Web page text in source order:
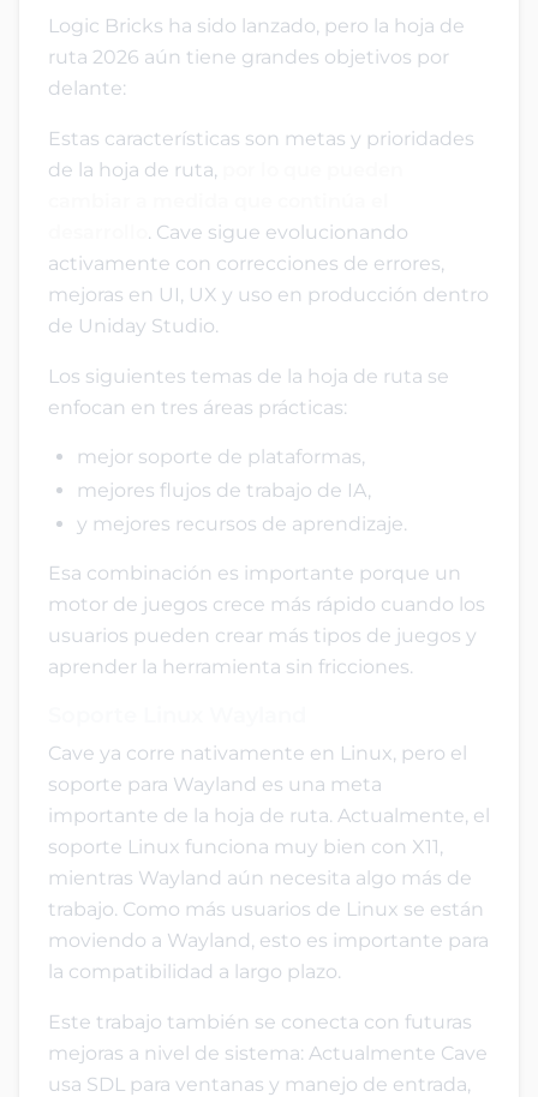
Logic Bricks ha sido lanzado, pero la hoja de
ruta 2026 aún tiene grandes objetivos por
delante:
Estas características son metas y prioridades
de la hoja de ruta,
. Cave sigue evolucionando
activamente con correcciones de errores,
mejoras en UI, UX y uso en producción dentro
de Uniday Studio.
Los siguientes temas de la hoja de ruta se
enfocan en tres áreas prácticas:
mejor soporte de plataformas,
mejores flujos de trabajo de IA,
y mejores recursos de aprendizaje.
Esa combinación es importante porque un
motor de juegos crece más rápido cuando los
usuarios pueden crear más tipos de juegos y
aprender la herramienta sin fricciones.
Cave ya corre nativamente en Linux, pero el
soporte para Wayland es una meta
importante de la hoja de ruta. Actualmente, el
soporte Linux funciona muy bien con X11,
mientras Wayland aún necesita algo más de
trabajo. Como más usuarios de Linux se están
moviendo a Wayland, esto es importante para
la compatibilidad a largo plazo.
Este trabajo también se conecta con futuras
mejoras a nivel de sistema: Actualmente Cave
usa SDL para ventanas y manejo de entrada,